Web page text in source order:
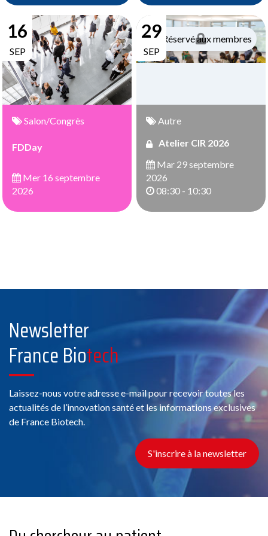
16
SEP
Salon/Congrès
FDDay
Mer 16 septembre
2026
29
SEP
Réservé aux membres
Autre
Atelier CIR 2026
Mar 29 septembre
2026
08:30 - 10:30
Newsletter
France Biotech
Laissez-nous votre adresse e-mail pour recevoir toutes les
actualités de l’innovation santé et les informations exclusives
de France Biotech.
S'inscrire à la newsletter